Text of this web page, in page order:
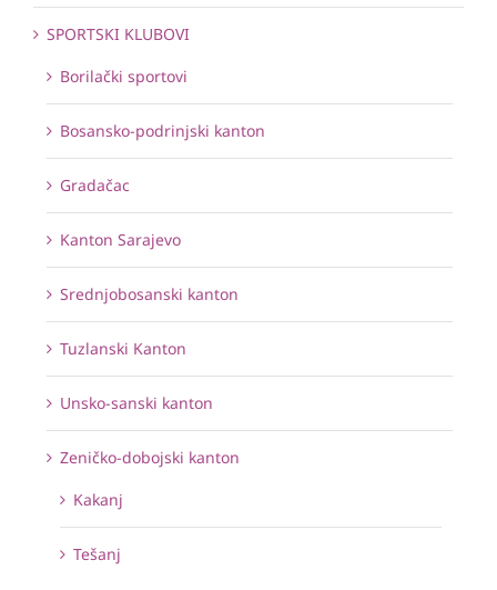
SPORTSKI KLUBOVI
Borilački sportovi
Bosansko-podrinjski kanton
Gradačac
Kanton Sarajevo
Srednjobosanski kanton
Tuzlanski Kanton
Unsko-sanski kanton
Zeničko-dobojski kanton
Kakanj
Tešanj